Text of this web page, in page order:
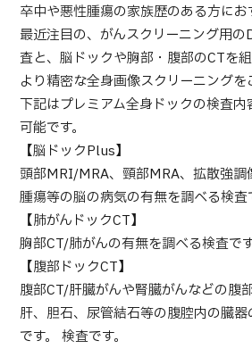
TOP
JMHCについて
外国人受療者様へ
日本の医療について
受診の流れ
医療プログラム検索
部位・疾病で探す
検査・術式・
治療方法で探す
美容医療を探す
コンテンツピックアップ
卒中や悪性腫瘍の家族歴のある方にお
最近注目の、がんスクリーニング用
査と、脳ドックや胸部・腹部のCTを組
より精密な全身画像スクリーニングを
下記はプレミアム全身ドックの検査
可能です。
【脳ドックPlus】
頭部MRI/MRA、頸部MRA、拡散強
腫瘍等の脳の病気の有無を調べる検査
【肺がんドックCT】
胸部CT/肺がんの有無を調べる検査です
【腹部ドックCT】
腹部CT/肝臓がんや腎臓がんなどの腹
肝、胆石、尿管結石等の腹腔内の臓
です。 検査です。